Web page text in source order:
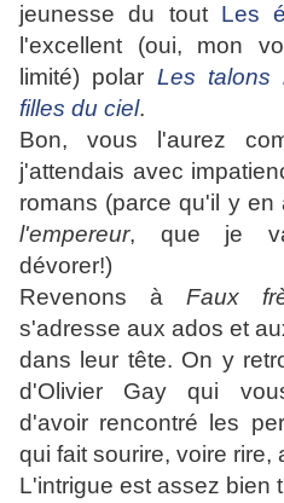
jeunesse du tout Les
l'excellent (oui, mon
limité) polar Les talons
filles du ciel.
Bon, vous l'aurez
j'attendais avec
romans (parce qu'il y en
l'empereur, que je
dévorer!)
Revenons à Faux
s'adresse aux ados et
dans leur tête. On y
d'Olivier Gay qui
d'avoir rencontré les
qui fait sourire, voire rire,
L'intrigue est assez bien